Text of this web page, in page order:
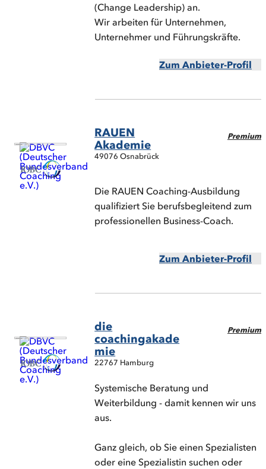
(Change Leadership) an.
Wir arbeiten für Unternehmen,
Unternehmer und Führungskräfte.
Zum Anbieter-Profil
Premium
RAUEN
Akademie
49076 Osnabrück
Die RAUEN Coaching-Ausbildung
qualifiziert Sie berufsbegleitend zum
professionellen Business-Coach.
Zum Anbieter-Profil
Premium
die
coachingakade
mie
22767 Hamburg
Systemische Beratung und
Weiterbildung - damit kennen wir uns
aus.
Ganz gleich, ob Sie einen Spezialisten
oder eine Spezialistin suchen oder